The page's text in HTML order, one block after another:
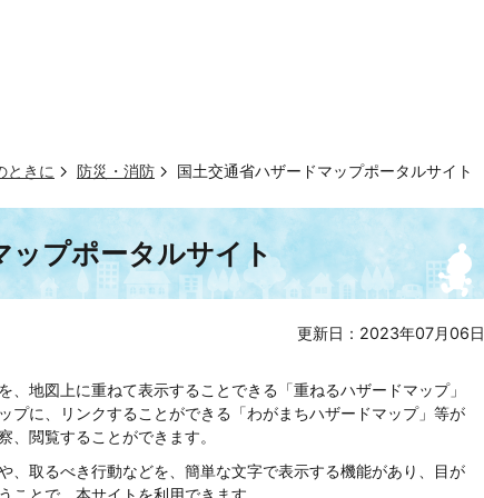
ときに 防災・消防 国土交通省ハザードマップポータルサイト
ップポータルサイト
更新日：2023年07月06日
、地図上に重ねて表示することできる「重ねるハザードマップ」
プに、リンクすることができる「わがまちハザードマップ」等が
、閲覧することができます。
、取るべき行動などを、簡単な文字で表示する機能があり、目が
とで、本サイトを利用できます。